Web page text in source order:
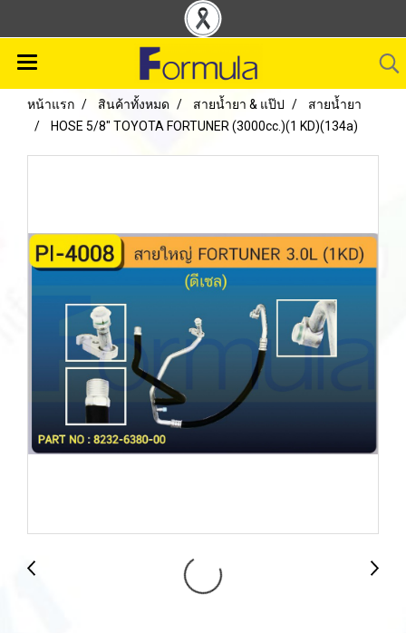
หน้าแรก สินค้าทั้งหมด สายน้ำยา & แป๊ป
สายน้ำยา
HOSE 5/8" TOYOTA FORTUNER (3000cc.)(1 KD)(134a)